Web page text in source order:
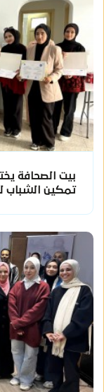
بيت الصحافة
تمكين الشباب